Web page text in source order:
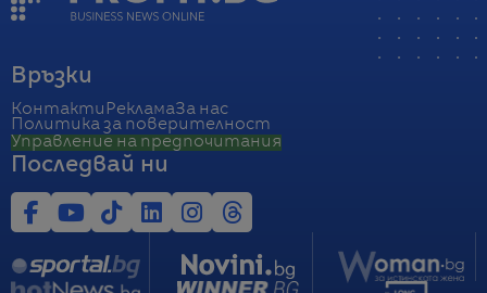
Връзки
Контакти РекламаЗа нас
Политика за поверителност
Управление на предпочитания
Последвай ни